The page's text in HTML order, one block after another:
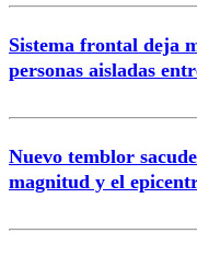
Sistema frontal deja
personas aisladas
Nuevo temblor
magnitud y el